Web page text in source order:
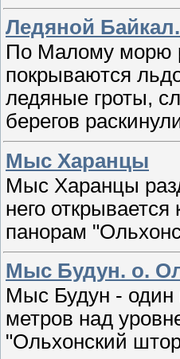
Ледяной
По Малому морю
покрываются
ледяные гроты,
берегов
Мыс Харанцы
Мыс Харанцы
него
панорам
Мыс Будун. о.
Мыс Будун - один
метров над
"Ольхонский